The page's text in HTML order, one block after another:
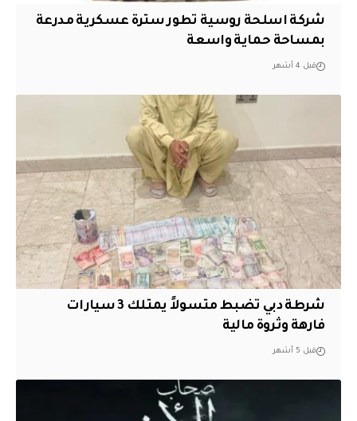
شركة اسلحة روسية تطور سترة عسكرية مدرعة
بمساحة حماية واسعة
قبل 4 أشهر
شرطة دبي تضبط متسولاً يمتلك 3 سيارات
فارهة وثروة مالية
قبل 5 أشهر